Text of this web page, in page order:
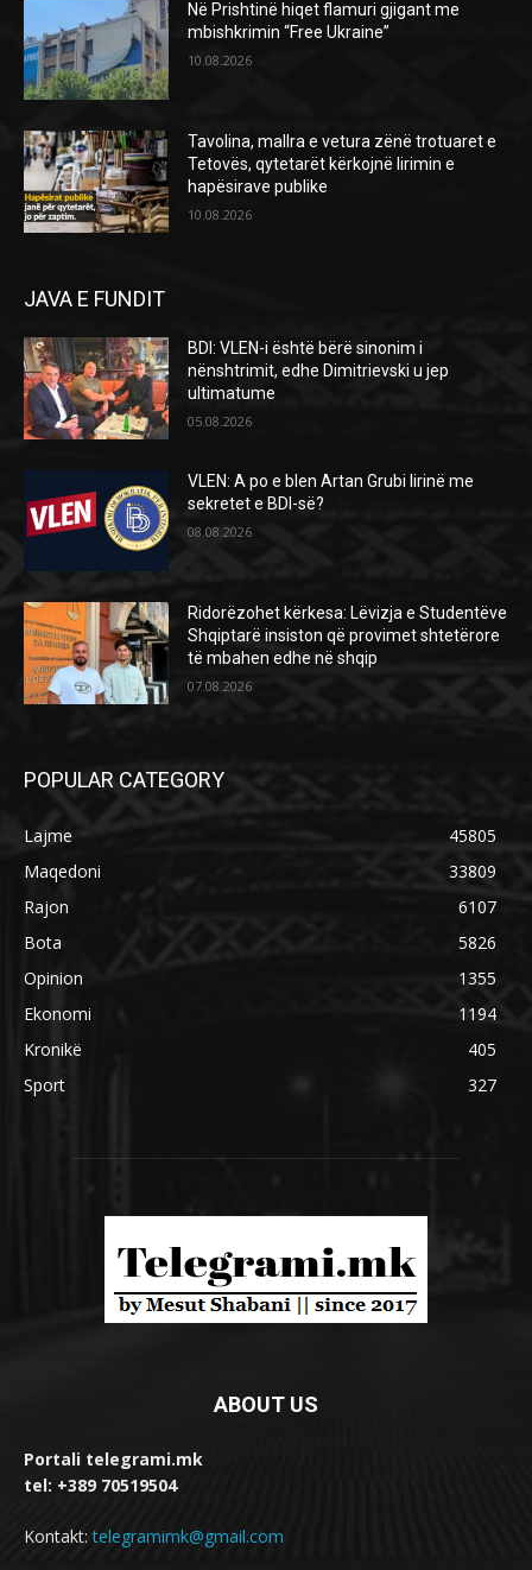
Në Prishtinë hiqet flamuri gjigant me
mbishkrimin “Free Ukraine”
10.08.2026
Tavolina, mallra e vetura zënë trotuaret e
Tetovës, qytetarët kërkojnë lirimin e
hapësirave publike
10.08.2026
JAVA E FUNDIT
BDI: VLEN-i është bërë sinonim i
nënshtrimit, edhe Dimitrievski u jep
ultimatume
05.08.2026
VLEN: A po e blen Artan Grubi lirinë me
sekretet e BDI-së?
08.08.2026
Ridorëzohet kërkesa: Lëvizja e Studentëve
Shqiptarë insiston që provimet shtetërore
të mbahen edhe në shqip
07.08.2026
POPULAR CATEGORY
Lajme
45805
Maqedoni
33809
Rajon
6107
Bota
5826
Opinion
1355
Ekonomi
1194
Kronikë
405
Sport
327
ABOUT US
Portali telegrami.mk
tel: +389 70519504
Kontakt:telegramimk@gmail.com